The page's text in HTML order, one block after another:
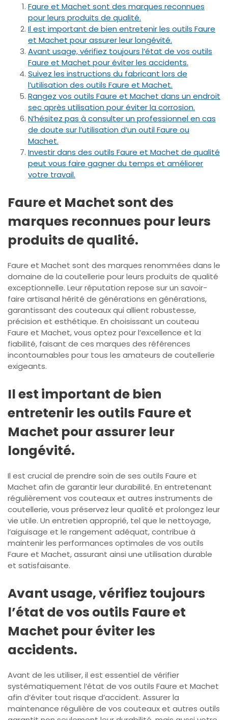
Faure et Machet sont des marques reconnues
pour leurs produits de qualité.
Il est important de bien entretenir les outils Faure
et Machet pour assurer leur longévité.
Avant usage, vérifiez toujours l’état de vos outils
Faure et Machet pour éviter les accidents.
Suivez les instructions du fabricant lors de
l’utilisation des outils Faure et Machet.
Rangez vos outils Faure et Machet dans un endroit
sec après utilisation pour éviter la corrosion.
N’hésitez pas à consulter un professionnel en cas
de doute sur l’utilisation d’un outil Faure ou
Machet.
Investir dans des outils Faure et Machet de qualité
peut vous faire gagner du temps et améliorer
votre travail.
Faure et Machet sont des
marques reconnues pour leurs
produits de qualité.
Faure et Machet sont des marques renommées dans le
domaine de la coutellerie pour leurs produits de qualité
exceptionnelle. Leur réputation repose sur un savoir-
faire artisanal hérité de générations en générations,
garantissant des couteaux qui allient robustesse,
précision et esthétique. En choisissant un couteau
Faure et Machet, vous optez pour l’excellence et la
fiabilité, faisant de ces marques des références
incontournables pour tous les amateurs de coutellerie
exigeants.
Il est important de bien
entretenir les outils Faure et
Machet pour assurer leur
longévité.
Il est crucial de prendre soin de ses outils Faure et
Machet afin de garantir leur durabilité. En entretenant
régulièrement vos couteaux et autres instruments de
coutellerie, vous préservez leur qualité et prolongez leur
vie utile. Un entretien approprié, tel que le nettoyage,
l’aiguisage et le rangement adéquat, contribue à
maintenir les performances optimales de vos outils
Faure et Machet, assurant ainsi une utilisation durable
et satisfaisante.
Avant usage, vérifiez toujours
l’état de vos outils Faure et
Machet pour éviter les
accidents.
Avant de les utiliser, il est essentiel de vérifier
systématiquement l’état de vos outils Faure et Machet
afin d’éviter tout risque d’accident. Assurer la
maintenance régulière de vos couteaux et autres outils